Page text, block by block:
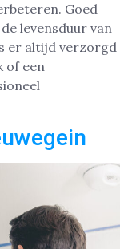
Goed
levensduur van
er altijd verzorgd
of een